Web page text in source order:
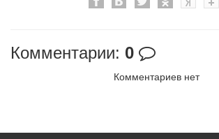
Комментарии: 0
Комментариев нет